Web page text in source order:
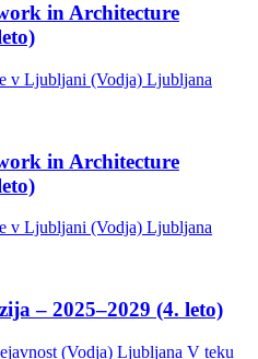
in Architecture
v Ljubljani (Vodja) Ljubljana
in Architecture
v Ljubljani (Vodja) Ljubljana
– 2025–2029 (4. leto)
(Vodja) Ljubljana V teku